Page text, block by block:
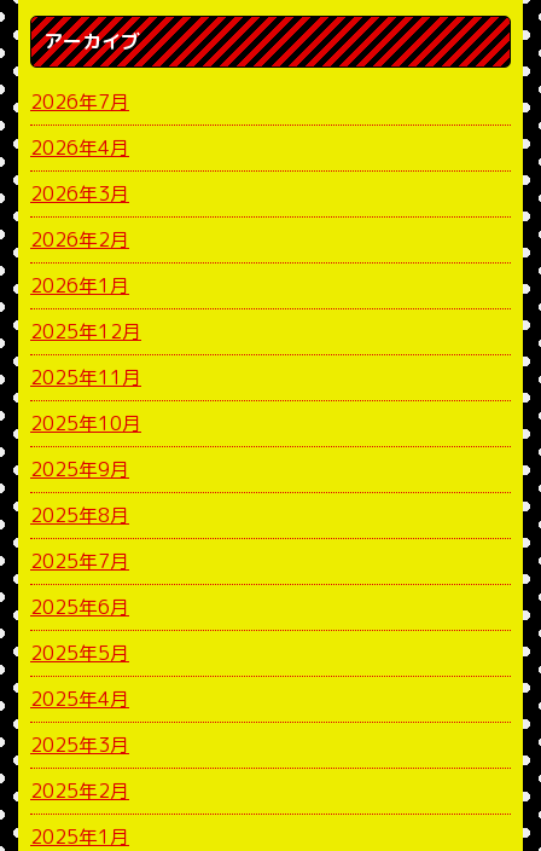
アーカイブ
2026年7月
2026年4月
2026年3月
2026年2月
2026年1月
2025年12月
2025年11月
2025年10月
2025年9月
2025年8月
2025年7月
2025年6月
2025年5月
2025年4月
2025年3月
2025年2月
2025年1月